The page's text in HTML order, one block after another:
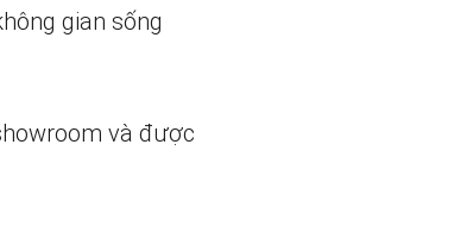
gian sống
và được